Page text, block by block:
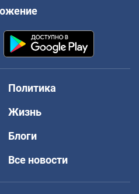
Политика
Жизнь
Блоги
Все новости